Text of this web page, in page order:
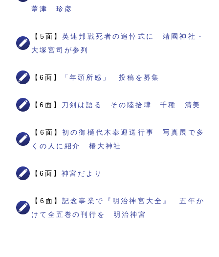
葦津 珍彦
【5面】英連邦戦死者の追悼式に 靖國神社・
大塚宮司が参列
【6面】 「年頭所感」 投稿を募集
【6面】 刀剣は語る その陸拾肆 千種 清美
【6面】初の御樋代木奉迎送行事 写真展で多
くの人に紹介 椿大神社
【6面】 神宮だより
【6面】記念事業で『明治神宮大全』 五年か
けて全五巻の刊行を 明治神宮